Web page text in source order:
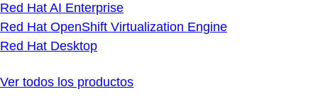
Red Hat AI Enterprise
Red Hat OpenShift Virtualization Engine
Red Hat Desktop
Ver todos los productos